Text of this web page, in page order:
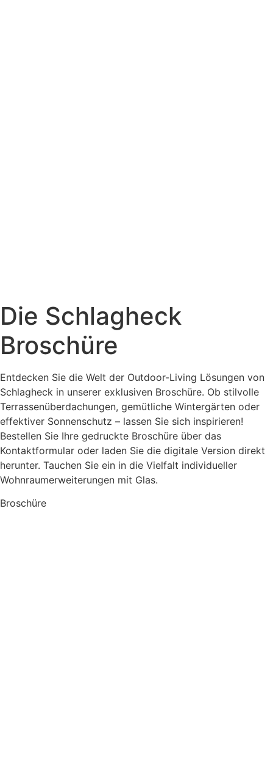
Die Schlagheck
Broschüre
Entdecken Sie die Welt der Outdoor-Living Lösungen von
Schlagheck in unserer exklusiven Broschüre. Ob stilvolle
Terrassenüberdachungen, gemütliche Wintergärten oder
effektiver Sonnenschutz – lassen Sie sich inspirieren!
Bestellen Sie Ihre gedruckte Broschüre über das
Kontaktformular oder laden Sie die digitale Version direkt
herunter. Tauchen Sie ein in die Vielfalt individueller
Wohnraumerweiterungen mit Glas.
Broschüre